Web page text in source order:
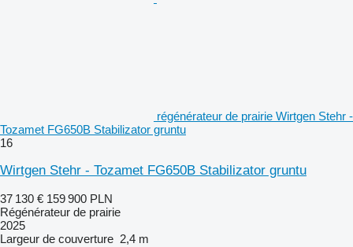
régénérateur de prairie Wirtgen Stehr -
Tozamet FG650B Stabilizator gruntu
16
Wirtgen Stehr - Tozamet FG650B Stabilizator gruntu
37 130 € 159 900 PLN
Régénérateur de prairie
2025
Largeur de couverture 2,4 m